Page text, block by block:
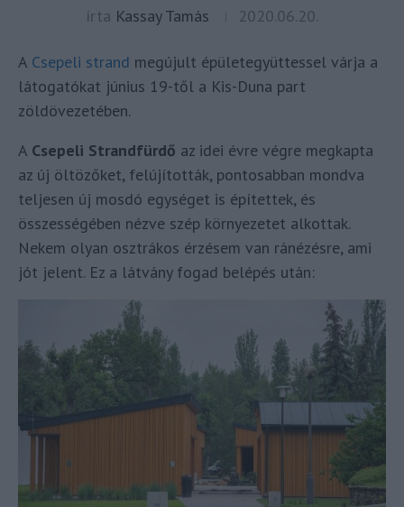
írta Kassay Tamás 2020.06.20.
A Csepeli strand megújult épületegyüttessel várja a
látogatókat június 19-től a Kis-Duna part
zöldövezetében.
A Csepeli Strandfürdő az idei évre végre megkapta
az új öltözőket, felújították, pontosabban mondva
teljesen új mosdó egységet is építettek, és
összességében nézve szép környezetet alkottak.
Nekem olyan osztrákos érzésem van ránézésre, ami
jót jelent. Ez a látvány fogad belépés után: